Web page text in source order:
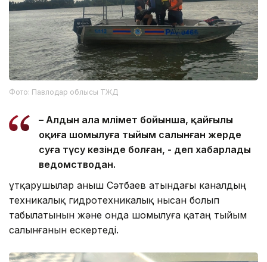
Фото: Павлодар облысы ТЖД
– Алдын ала мәлімет бойынша, қайғылы
оқиға шомылуға тыйым салынған жерде
суға түсу кезінде болған, - деп хабарлады
ведомстводан.
Құтқарушылар Қаныш Сәтбаев атындағы каналдың
техникалық гидротехникалық нысан болып
табылатынын және онда шомылуға қатаң тыйым
салынғанын ескертеді.